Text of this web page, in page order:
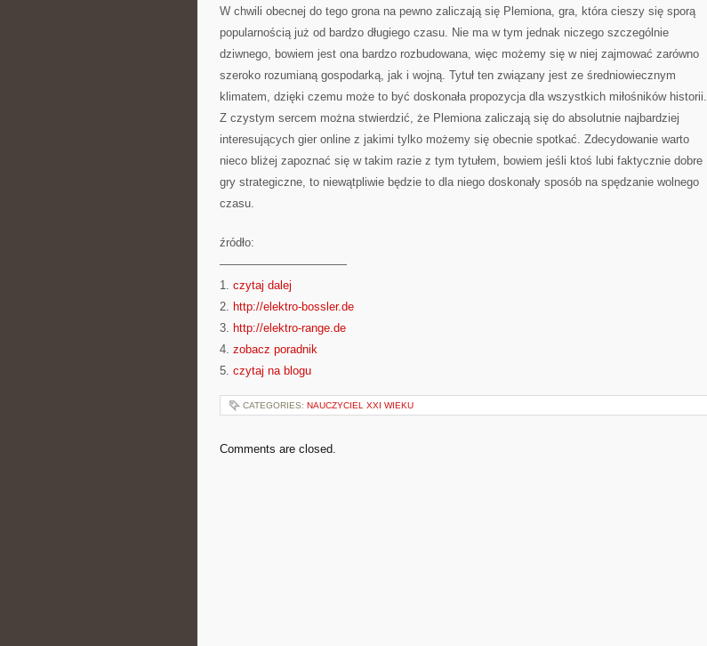
W chwili obecnej do tego grona na pewno zaliczają się Plemiona, gra, która cieszy się sporą
popularnością już od bardzo długiego czasu. Nie ma w tym jednak niczego szczególnie
dziwnego, bowiem jest ona bardzo rozbudowana, więc możemy się w niej zajmować zarówno
szeroko rozumianą gospodarką, jak i wojną. Tytuł ten związany jest ze średniowiecznym
klimatem, dzięki czemu może to być doskonała propozycja dla wszystkich miłośników historii.
Z czystym sercem można stwierdzić, że Plemiona zaliczają się do absolutnie najbardziej
interesujących gier online z jakimi tylko możemy się obecnie spotkać. Zdecydowanie warto
nieco bliżej zapoznać się w takim razie z tym tytułem, bowiem jeśli ktoś lubi faktycznie dobre
gry strategiczne, to niewątpliwie będzie to dla niego doskonały sposób na spędzanie wolnego
czasu.
źródło:
———————————
1. czytaj dalej
2. http://elektro-bossler.de
3. http://elektro-range.de
4. zobacz poradnik
5. czytaj na blogu
CATEGORIES: NAUCZYCIEL XXI WIEKU
Comments are closed.